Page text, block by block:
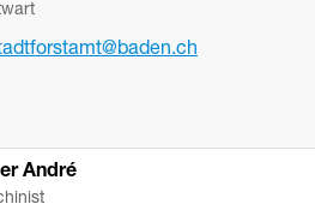
@baden.ch
André